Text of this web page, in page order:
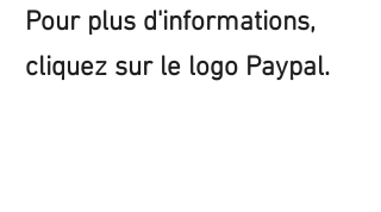
Pour plus d'informations,
cliquez sur le logo Paypal.